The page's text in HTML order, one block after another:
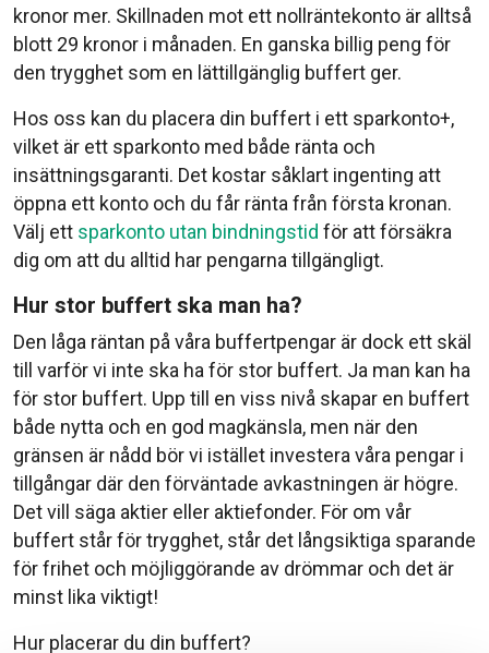
kronor mer. Skillnaden mot ett nollräntekonto är alltså
blott 29 kronor i månaden. En ganska billig peng för
den trygghet som en lättillgänglig buffert ger.
Hos oss kan du placera din buffert i ett sparkonto+,
vilket är ett sparkonto med både ränta och
insättningsgaranti. Det kostar såklart ingenting att
öppna ett konto och du får ränta från första kronan.
Välj ett sparkonto utan bindningstid för att försäkra
dig om att du alltid har pengarna tillgängligt.
Hur stor buffert ska man ha?
Den låga räntan på våra buffertpengar är dock ett skäl
till varför vi inte ska ha för stor buffert. Ja man kan ha
för stor buffert. Upp till en viss nivå skapar en buffert
både nytta och en god magkänsla, men när den
gränsen är nådd bör vi istället investera våra pengar i
tillgångar där den förväntade avkastningen är högre.
Det vill säga aktier eller aktiefonder. För om vår
buffert står för trygghet, står det långsiktiga sparande
för frihet och möjliggörande av drömmar och det är
minst lika viktigt!
Hur placerar du din buffert?